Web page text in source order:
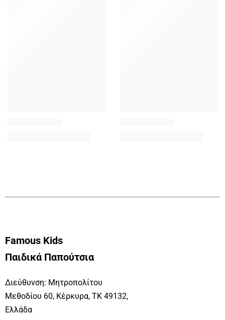
Famous Kids
Παιδικά Παπούτσια
Διεύθυνση: Μητροπολίτου
Μεθοδίου 60, Κέρκυρα, ΤΚ 49132,
Ελλάδα